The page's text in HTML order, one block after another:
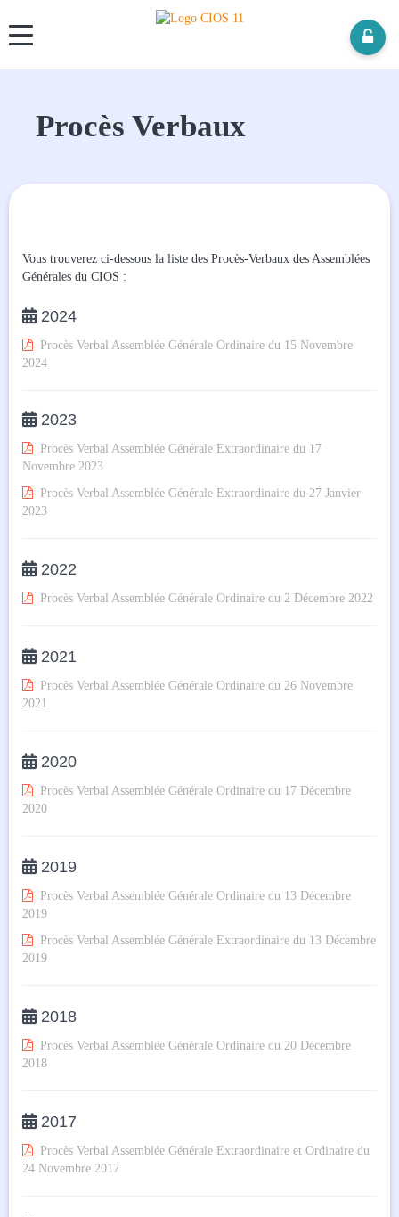
Procès Verbaux
Vous trouverez ci-dessous la liste des Procès-Verbaux des Assemblées
Générales du CIOS :
 2024

Procès Verbal Assemblée Générale Ordinaire du 15 Novembre
2024
 2023

Procès Verbal Assemblée Générale Extraordinaire du 17
Novembre 2023

Procès Verbal Assemblée Générale Extraordinaire du 27 Janvier
2023
 2022
 Procès Verbal Assemblée Générale Ordinaire du 2 Décembre 2022
 2021

Procès Verbal Assemblée Générale Ordinaire du 26 Novembre
2021
 2020

Procès Verbal Assemblée Générale Ordinaire du 17 Décembre
2020
 2019

Procès Verbal Assemblée Générale Ordinaire du 13 Décembre
2019

Procès Verbal Assemblée Générale Extraordinaire du 13 Décembre
2019
 2018

Procès Verbal Assemblée Générale Ordinaire du 20 Décembre
2018
 2017

Procès Verbal Assemblée Générale Extraordinaire et Ordinaire du
24 Novembre 2017
Panneau de gestion des cookies